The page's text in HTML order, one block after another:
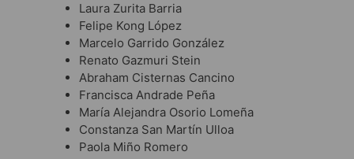
Laura Zurita Barria
Felipe Kong López
Marcelo Garrido González
Renato Gazmuri Stein
Abraham Cisternas Cancino
Francisca Andrade Peña
María Alejandra Osorio Lomeña
Constanza San Martín Ulloa
Paola Miño Romero